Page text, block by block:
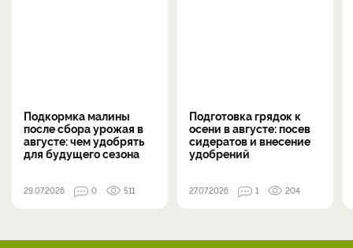
Подкормка малины
после сбора урожая в
августе: чем удобрять
для будущего сезона
29.07.2026 0 511
Подготовка грядок к
осени в августе: посев
сидератов и внесение
удобрений
27.07.2026 1 204